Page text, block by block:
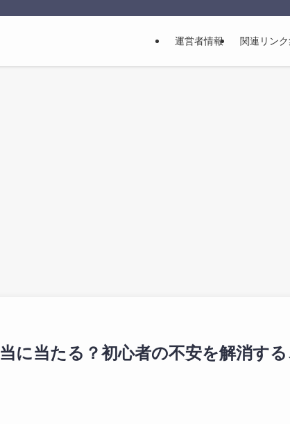
運営者情報 関連リン
に当たる？初心者の不安を解消す